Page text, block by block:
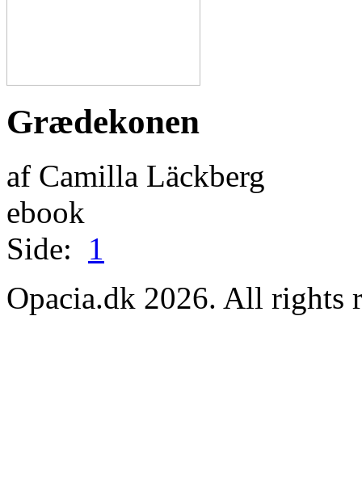
Grædekonen
af Camilla Läckberg
ebook
Side: 1
Opacia.dk 2026. All rights